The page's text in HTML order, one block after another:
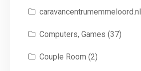
caravancentrumemmeloord.nl
Computers, Games (37)
Couple Room (2)